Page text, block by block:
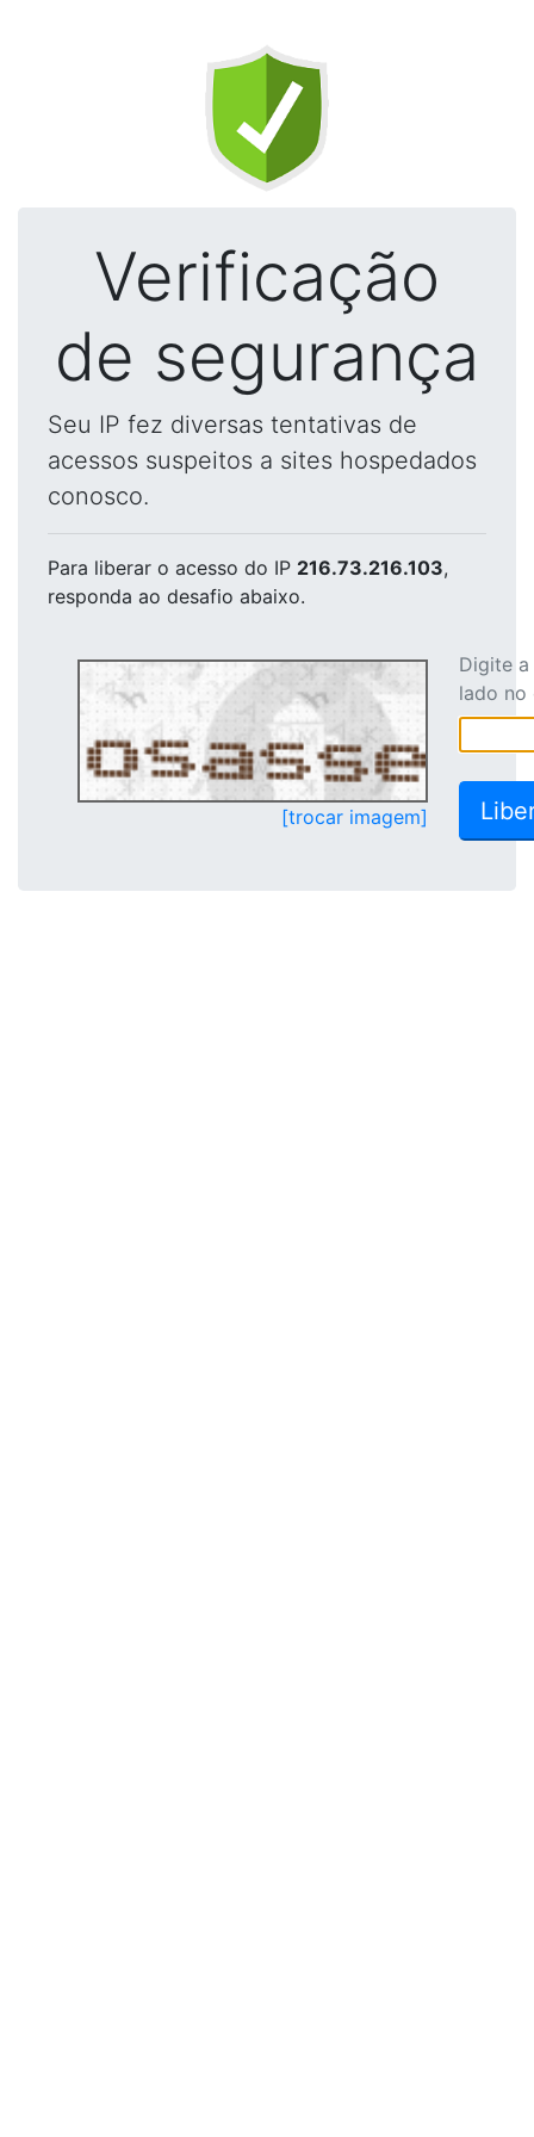
Verificação
de segurança
Seu IP fez diversas tentativas de
acessos suspeitos a sites hospedados
conosco.
Para liberar o acesso do IP 216.73.216.103,
responda ao desafio abaixo.
[trocar imagem]
Digite
lado no